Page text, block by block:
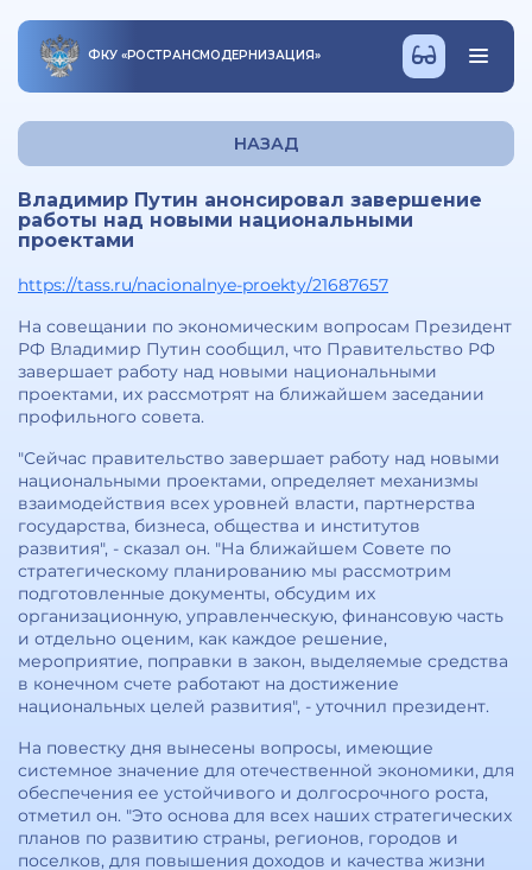
ФКУ «РОСТРАНСМОДЕРНИЗАЦИЯ»
НАЗАД
Владимир Путин анонсировал завершение
работы над новыми национальными
проектами
https://tass.ru/nacionalnye-proekty/21687657
На совещании по экономическим вопросам Президент
РФ Владимир Путин сообщил, что Правительство РФ
завершает работу над новыми национальными
проектами, их рассмотрят на ближайшем заседании
профильного совета.
"Сейчас правительство завершает работу над новыми
национальными проектами, определяет механизмы
взаимодействия всех уровней власти, партнерства
государства, бизнеса, общества и институтов
развития", - сказал он. "На ближайшем Совете по
стратегическому планированию мы рассмотрим
подготовленные документы, обсудим их
организационную, управленческую, финансовую часть
и отдельно оценим, как каждое решение,
мероприятие, поправки в закон, выделяемые средства
в конечном счете работают на достижение
национальных целей развития", - уточнил президент.
На повестку дня вынесены вопросы, имеющие
системное значение для отечественной экономики, для
обеспечения ее устойчивого и долгосрочного роста,
отметил он. "Это основа для всех наших стратегических
планов по развитию страны, регионов, городов и
поселков, для повышения доходов и качества жизни